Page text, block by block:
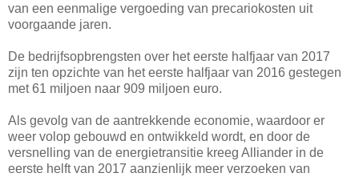
van een eenmalige vergoeding van precariokosten uit
voorgaande jaren.
De bedrijfsopbrengsten over het eerste halfjaar van 2017
zijn ten opzichte van het eerste halfjaar van 2016 gestegen
met 61 miljoen naar 909 miljoen euro.
Als gevolg van de aantrekkende economie, waardoor er
weer volop gebouwd en ontwikkeld wordt, en door de
versnelling van de energietransitie kreeg Alliander in de
eerste helft van 2017 aanzienlijk meer verzoeken van